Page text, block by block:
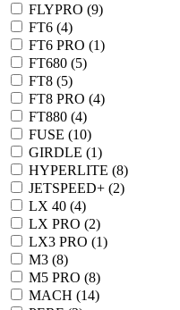
FLYPRO (9)
FT6 (4)
FT6 PRO (1)
FT680 (5)
FT8 (5)
FT8 PRO (4)
FT880 (4)
FUSE (10)
GIRDLE (1)
HYPERLITE (8)
JETSPEED+ (2)
LX 40 (4)
LX PRO (2)
LX3 PRO (1)
M3 (8)
M5 PRO (8)
MACH (14)